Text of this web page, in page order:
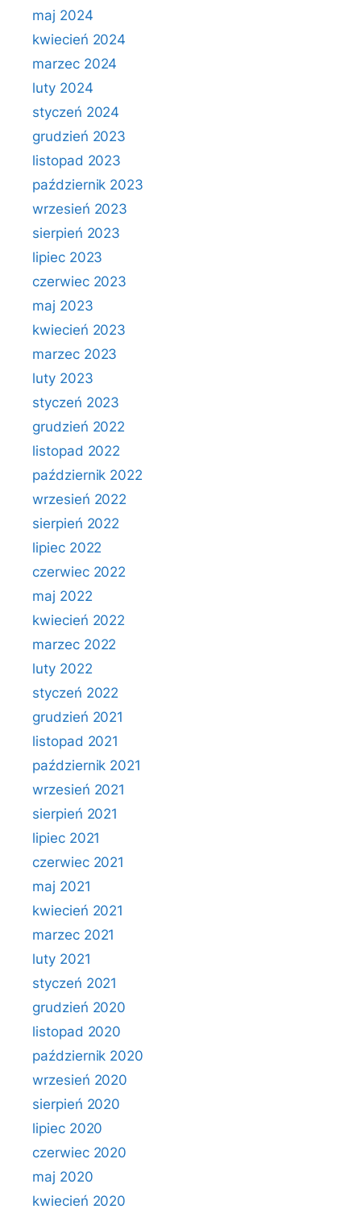
maj 2024
kwiecień 2024
marzec 2024
luty 2024
styczeń 2024
grudzień 2023
listopad 2023
październik 2023
wrzesień 2023
sierpień 2023
lipiec 2023
czerwiec 2023
maj 2023
kwiecień 2023
marzec 2023
luty 2023
styczeń 2023
grudzień 2022
listopad 2022
październik 2022
wrzesień 2022
sierpień 2022
lipiec 2022
czerwiec 2022
maj 2022
kwiecień 2022
marzec 2022
luty 2022
styczeń 2022
grudzień 2021
listopad 2021
październik 2021
wrzesień 2021
sierpień 2021
lipiec 2021
czerwiec 2021
maj 2021
kwiecień 2021
marzec 2021
luty 2021
styczeń 2021
grudzień 2020
listopad 2020
październik 2020
wrzesień 2020
sierpień 2020
lipiec 2020
czerwiec 2020
maj 2020
kwiecień 2020